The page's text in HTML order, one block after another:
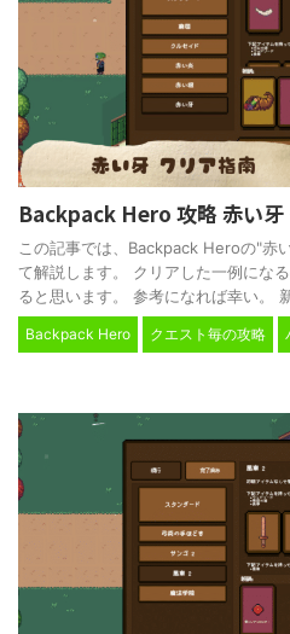
Backpack Hero 攻略 赤い牙
この記事では、Backpack Heroの"赤
て解説します。 クリアした一例にな
ると思います。 参考になれば幸い。
Backpack Hero クエスト毎の攻略